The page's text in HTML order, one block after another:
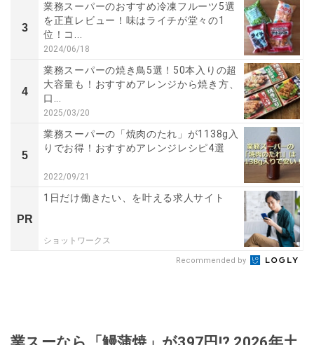
3
業務スーパーのおすすめ冷凍フルーツ5選
を正直レビュー！味はライチが堂々の1
位！コ...
2024/06/18
4
業務スーパーの焼き鳥5選！50本入りの超
大容量も！おすすめアレンジから焼き方、
口...
2025/03/20
5
業務スーパーの「焼肉のたれ」が1138g入
りでお得！おすすめアレンジレシピ4選
2022/09/21
PR
1日だけ働きたい、を叶える求人サイト
ショットワークス
Recommended by